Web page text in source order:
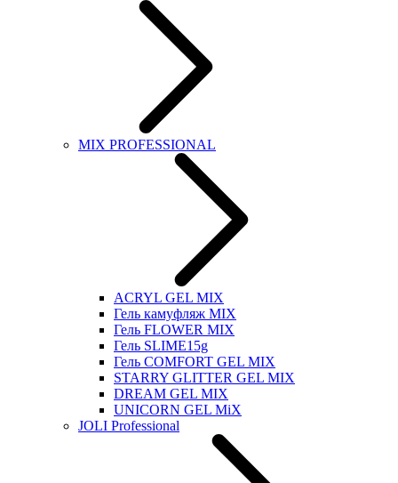
MIX PROFESSIONAL
ACRYL GEL MIX
Гель камуфляж MIX
Гель FLOWER MIX
Гель SLIME15g
Гель COMFORT GEL MIX
STARRY GLITTER GEL MIX
DREAM GEL MIX
UNICORN GEL MiX
JOLI Professional